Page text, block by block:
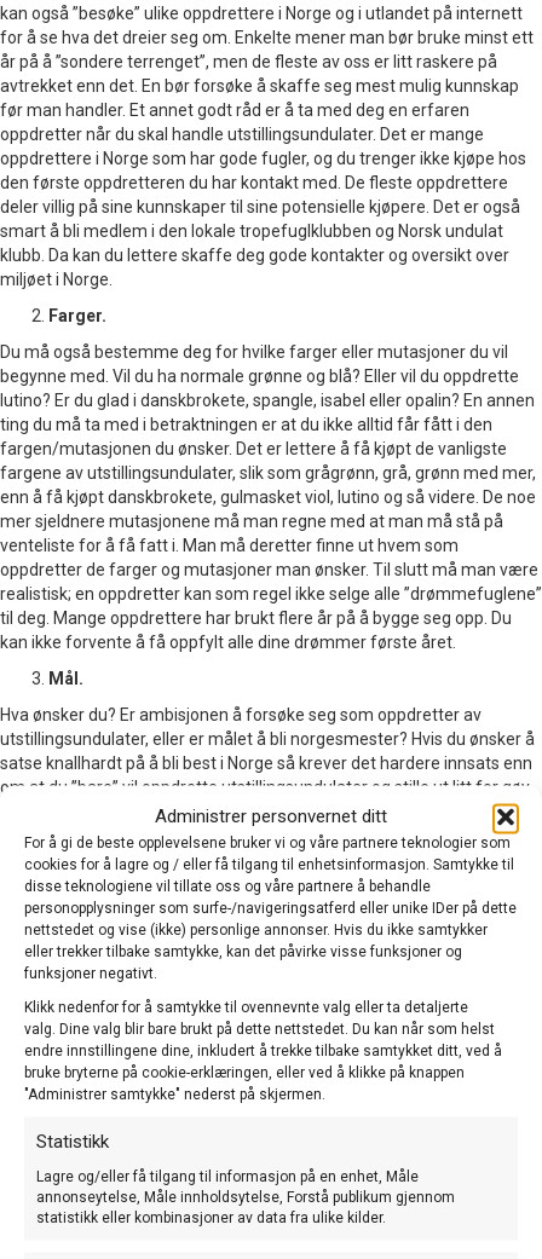
Administrer personvernet ditt
For å gi de beste opplevelsene bruker vi og våre partnere teknologier som
cookies for å lagre og / eller få tilgang til enhetsinformasjon. Samtykke til
disse teknologiene vil tillate oss og våre partnere å behandle
personopplysninger som surfe-/navigeringsatferd eller unike IDer på dette
nettstedet og vise (ikke) personlige annonser. Hvis du ikke samtykker
eller trekker tilbake samtykke, kan det påvirke visse funksjoner og
funksjoner negativt.
Klikk nedenfor for å samtykke til ovennevnte valg eller ta detaljerte
valg. Dine valg blir bare brukt på dette nettstedet. Du kan når som helst
endre innstillingene dine, inkludert å trekke tilbake samtykket ditt, ved å
bruke bryterne på cookie-erklæringen, eller ved å klikke på knappen
"Administrer samtykke" nederst på skjermen.
Statistikk
Lagre og/eller få tilgang til informasjon på en enhet, Måle
annonseytelse, Måle innholdsytelse, Forstå publikum gjennom
statistikk eller kombinasjoner av data fra ulike kilder.
kan også ”besøke” ulike oppdrettere i Norge og i utlandet på internett
for å se hva det dreier seg om. Enkelte mener man bør bruke minst ett
år på å ”sondere terrenget”, men de fleste av oss er litt raskere på
avtrekket enn det. En bør forsøke å skaffe seg mest mulig kunnskap
før man handler. Et annet godt råd er å ta med deg en erfaren
oppdretter når du skal handle utstillingsundulater. Det er mange
oppdrettere i Norge som har gode fugler, og du trenger ikke kjøpe hos
den første oppdretteren du har kontakt med. De fleste oppdrettere
deler villig på sine kunnskaper til sine potensielle kjøpere. Det er også
smart å bli medlem i den lokale tropefuglklubben og Norsk undulat
klubb. Da kan du lettere skaffe deg gode kontakter og oversikt over
miljøet i Norge.
Farger.
Du må også bestemme deg for hvilke farger eller mutasjoner du vil
begynne med. Vil du ha normale grønne og blå? Eller vil du oppdrette
lutino? Er du glad i danskbrokete, spangle, isabel eller opalin? En annen
ting du må ta med i betraktningen er at du ikke alltid får fått i den
fargen/mutasjonen du ønsker. Det er lettere å få kjøpt de vanligste
fargene av utstillingsundulater, slik som grågrønn, grå, grønn med mer,
enn å få kjøpt danskbrokete, gulmasket viol, lutino og så videre. De noe
mer sjeldnere mutasjonene må man regne med at man må stå på
venteliste for å få fatt i. Man må deretter finne ut hvem som
oppdretter de farger og mutasjoner man ønsker. Til slutt må man være
realistisk; en oppdretter kan som regel ikke selge alle ”drømmefuglene”
til deg. Mange oppdrettere har brukt flere år på å bygge seg opp. Du
kan ikke forvente å få oppfylt alle dine drømmer første året.
Mål.
Hva ønsker du? Er ambisjonen å forsøke seg som oppdretter av
utstillingsundulater, eller er målet å bli norgesmester? Hvis du ønsker å
satse knallhardt på å bli best i Norge så krever det hardere innsats enn
om at du ”bare” vil oppdrette utstillingsundulater og stille ut litt for gøy.
Tradisjonelt sett har det vært lettest å få kjøpt grå og grågrønne fugler
av topp utstillingskvalitet. Dette betyr imidlertid ikke at alle grå og
grågrønne er bra. Det jeg prøver å si er at de som satser hardest på
utstillingsbenken, satser som regel mindre på farger/mutasjoner. De
satser mest på den visuelle kvalitet – uavhengig av farge. Det er også
mulig å tenke både kvalitet og farge på en gang, men dette er en noe
tyngre vei å gå hvis man vil bli norgesmester, men det er likevel fullt
mulig.
Begrens antall oppdrettere.
Det anbefales at man ikke kjøper inn fugler fra hver en krok og hvert et
nes. Det anbefales i litteratur at man først handler fugler hos en eller to
oppdrettere. Senere kan man supplere fra disse oppdretterne, eller fra
bygge opp en bestand med beslektede fugler av den type som en liker.
Ved å kjøpe fra færre oppdrettere kan du også redusere faren for
smitte av ulik art. Hvis du ikke satser så knallhardt på utstillingsbenken
kan du selvsagt kjøpe fra noen flere oppdrettere. Det vil ofte være